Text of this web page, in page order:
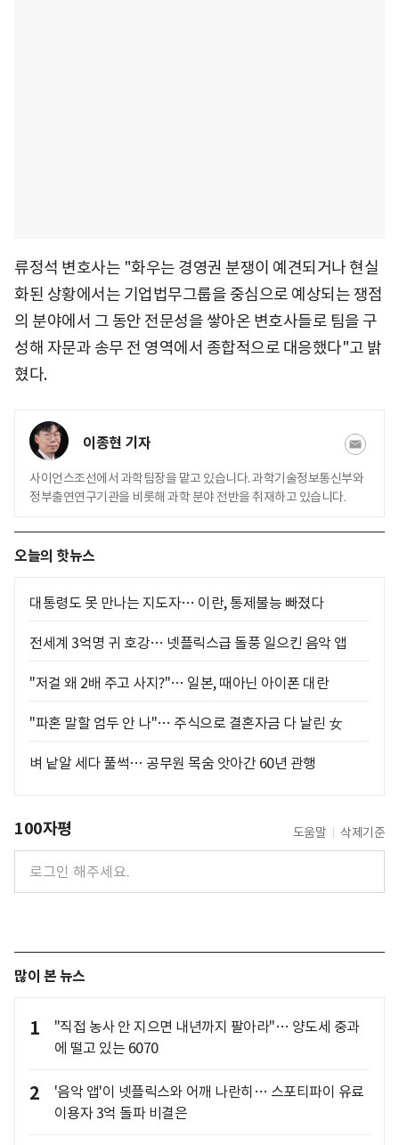
류정석 변호사는 "화우는 경영권 분쟁이 예견되거나 현실
화된 상황에서는 기업법무그룹을 중심으로 예상되는 쟁점
의 분야에서 그 동안 전문성을 쌓아온 변호사들로 팀을 구
성해 자문과 송무 전 영역에서 종합적으로 대응했다"고 밝
혔다.
이종현 기자
사이언스조선에서 과학팀장을 맡고 있습니다. 과학기술정보통신부와
정부출연연구기관을 비롯해 과학 분야 전반을 취재하고 있습니다.
오늘의 핫뉴스
대통령도 못 만나는 지도자… 이란, 통제불능 빠졌다
전세계 3억명 귀 호강… 넷플릭스급 돌풍 일으킨 음악 앱
"저걸 왜 2배 주고 사지?"… 일본, 때아닌 아이폰 대란
"파혼 말할 엄두 안 나"… 주식으로 결혼자금 다 날린 女
벼 낱알 세다 풀썩… 공무원 목숨 앗아간 60년 관행
100자평 도움말 삭제기준
많이 본 뉴스
1
"직접 농사 안 지으면 내년까지 팔아라"… 양도세 중과
에 떨고 있는 6070
2
'음악 앱'이 넷플릭스와 어깨 나란히… 스포티파이 유료
이용자 3억 돌파 비결은